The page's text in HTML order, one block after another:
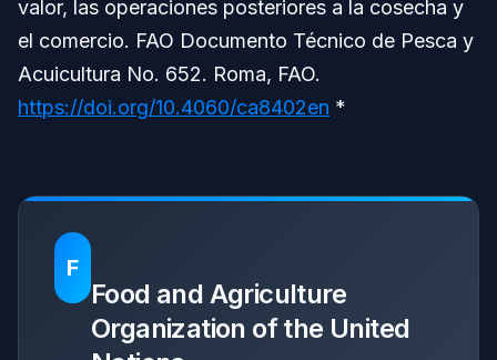
valor, las operaciones posteriores a la cosecha y
el comercio. FAO Documento Técnico de Pesca y
Acuicultura No. 652. Roma, FAO.
https://doi.org/10.4060/ca8402en *
F
Food and Agriculture
Organization of the United